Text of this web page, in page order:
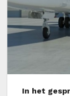
In het